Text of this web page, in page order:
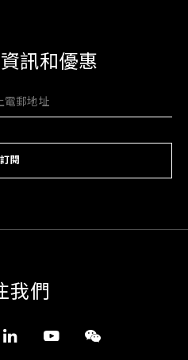
訊和優惠
訂閱
我們